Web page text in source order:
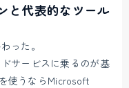
と代表的なツール
った。
サービスに乗るのが基
を使うならMicrosoft